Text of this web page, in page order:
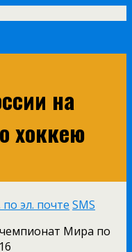
на
хоккею
эл. почте SMS